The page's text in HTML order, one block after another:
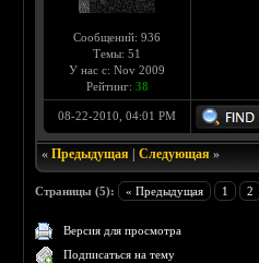
Сообщений: 936
Темы: 51
У нас с: Nov 2009
Рейтинг: 38
08-22-2010, 04:01 PM
«Предыдущая |Следующая »
Страницы (5): « Предыдущая 1 2
Версия для просмотра
Подписаться на тему